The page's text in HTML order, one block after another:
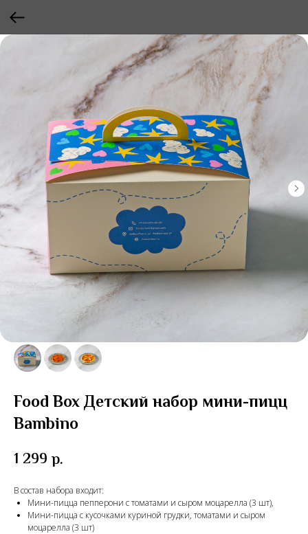
Food Box Детский набор мини-пицц
Bambino
1 299 р.
В состав набора входит:
Мини-пицца пепперони с томатами и сыром моцарелла (3 шт),
Мини-пицца с кусочками куриной грудки, томатами и сыром
моцарелла (3 шт)